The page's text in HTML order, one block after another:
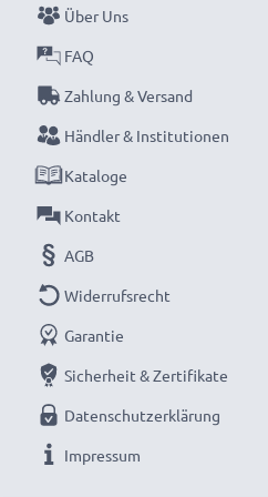
Über Uns
FAQ
Zahlung & Versand
Händler & Institutionen
Kataloge
Kontakt
AGB
Widerrufsrecht
Garantie
Sicherheit & Zertifikate
Datenschutzerklärung
Impressum